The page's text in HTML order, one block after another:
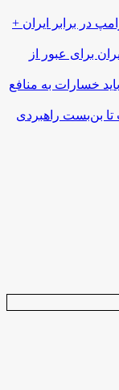
در برابر ایران +
برای عبور از
خسارات به منافع
تا بن‌بست راهبردی